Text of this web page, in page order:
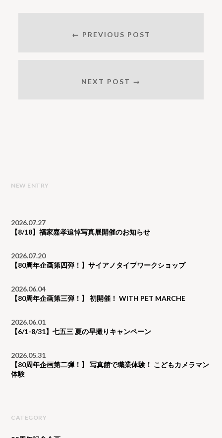
← PREVIOUS POST
NEXT POST →
NEW ENTRY
2026.07.27
【8/18】福家嘉孝追悼写真展開催のお知らせ
2026.07.20
【80周年企画第四弾！】サイアノタイプワークショップ
2026.06.04
【80周年企画第三弾！】 初開催！ WITH PET MARCHE
2026.06.01
【6/1-8/31】七五三 夏の早撮りキャンペーン
2026.05.31
【80周年企画第二弾！】 写真館で職業体験！ こどもカメラマン
体験
CATEGORY